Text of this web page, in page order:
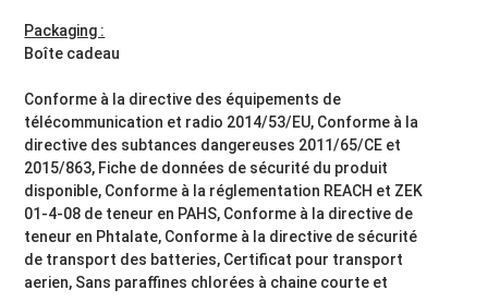
Packaging :
Boîte cadeau
Conforme à la directive des équipements de
télécommunication et radio 2014/53/EU, Conforme à la
directive des subtances dangereuses 2011/65/CE et
2015/863, Fiche de données de sécurité du produit
disponible, Conforme à la réglementation REACH et ZEK
01-4-08 de teneur en PAHS, Conforme à la directive de
teneur en Phtalate, Conforme à la directive de sécurité
de transport des batteries, Certificat pour transport
aerien, Sans paraffines chlorées à chaine courte et